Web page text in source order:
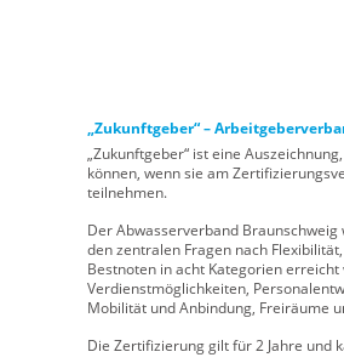
„Zukunftgeber“ –
„Zukunftgeber“ ist eine
können, wenn sie am
teilnehmen.
Der Abwasserverband
den zentralen Fragen nach
Bestnoten in acht Kategorien
Verdienstmöglichkeiten,
Mobilität und Anbindung, Freiräume
Die Zertifizierung gilt für 2 Jahre und